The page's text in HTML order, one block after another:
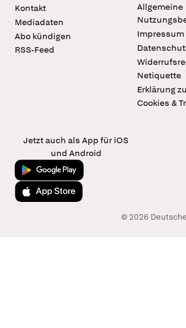
Kontakt
Mediadaten
Abo kündigen
RSS-Feed
Allgemeine
Impressum
Netiquette
Erklärung
Cookies &
Jetzt auch als App für iOS
und Android
Jetzt bei Google Play
Laden im App Store
© 2026